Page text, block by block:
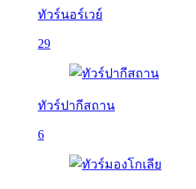
ทัวร์นอร์เวย์
29
ทัวร์ปากีสถาน
6